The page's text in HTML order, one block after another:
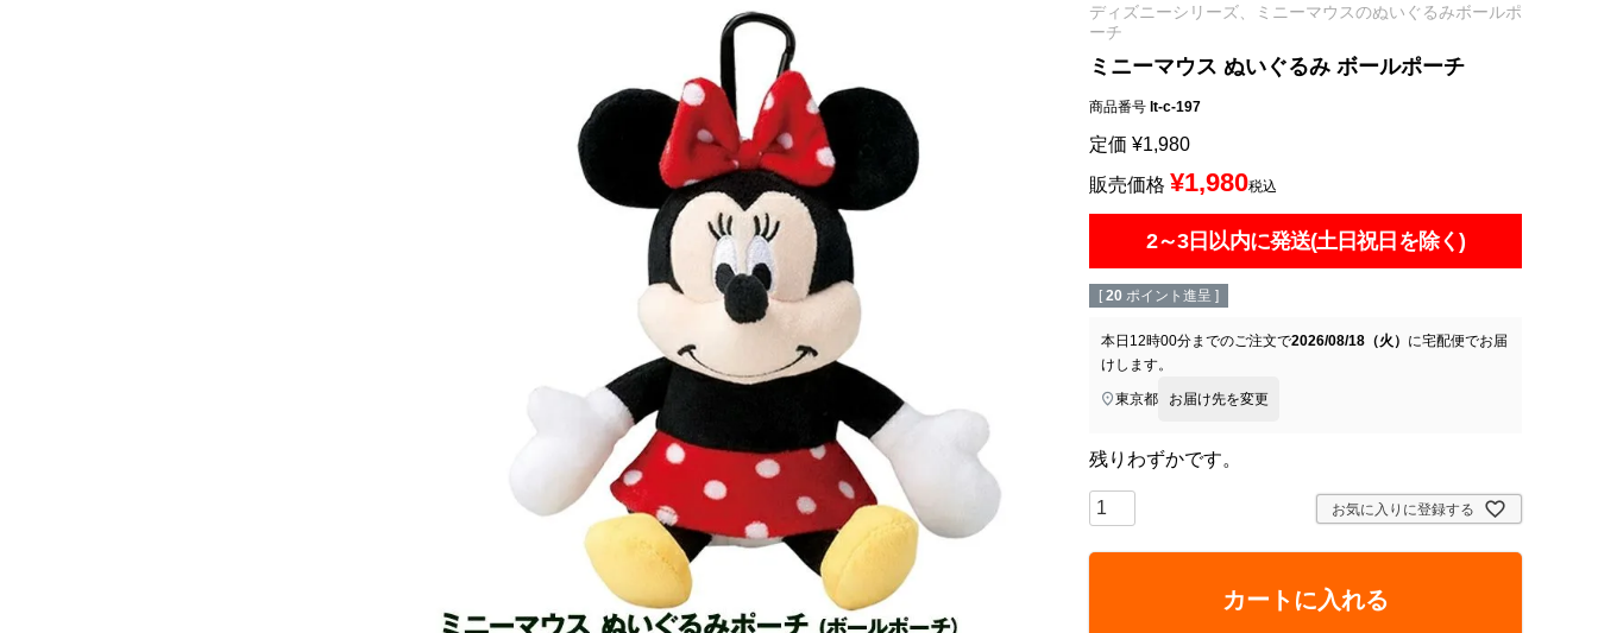
ディズニーシリーズ、ミニーマウスのぬいぐるみボールポ
ーチ
ミニーマウス ぬいぐるみ ボールポーチ
商品番号 lt-c-197
定価 ¥1,980
販売価格 ¥1,980税込
2～3日以内に発送(土日祝日を除く)
[ 20 ポイント進呈 ]
本日 12時00分までのご注文で2026/08/18（火） に宅配便でお届
けします。
東京都 お届け先を変更
残りわずかです。
お気に入りに登録する
カートに入れる